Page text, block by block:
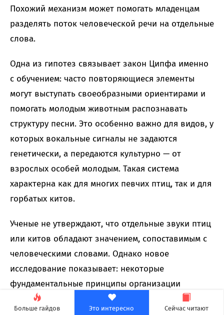
Больше гайдов Это интересно Сейчас читают
Похожий механизм может помогать младенцам
разделять поток человеческой речи на отдельные
слова.
Одна из гипотез связывает закон Ципфа именно
с обучением: часто повторяющиеся элементы
могут выступать своеобразными ориентирами и
помогать молодым животным распознавать
структуру песни. Это особенно важно для видов, у
которых вокальные сигналы не задаются
генетически, а передаются культурно — от
взрослых особей молодым. Такая система
характерна как для многих певчих птиц, так и для
горбатых китов.
Ученые не утверждают, что отдельные звуки птиц
или китов обладают значением, сопоставимым с
человеческими словами. Однако новое
исследование показывает: некоторые
фундаментальные принципы организации
сложной вокальной коммуникации могут быть